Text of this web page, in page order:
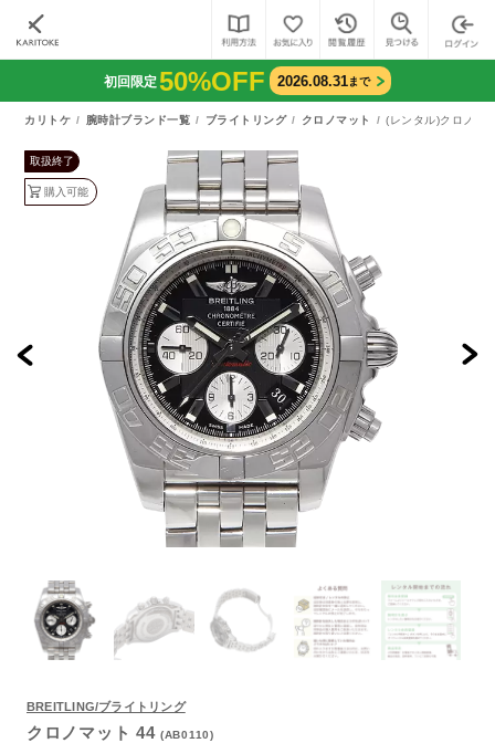
初回限定50%OFF 2026.08.31まで
カリトケ 腕時計ブランド一覧 ブライトリング クロノマット (レンタル)クロノマ
取扱終了
購入可能
BREITLING/ブライトリング
クロノマット 44 (AB0110)
よくあるご質問